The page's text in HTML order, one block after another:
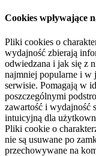
Cookies wpływające
Pliki cookies o
wydajność zbierają
odwiedzana i jak się z
najmniej popularne i w
serwisie. Pomagają w
poszczególnymi
zawartość i wydajność
intuicyjną dla
Pliki cookie o
nie są usuwane po
przechowywane na